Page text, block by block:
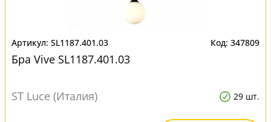
SL1187.401.03 347809
Бра Vive SL1187.401.03
ST Luce (Италия) 29 шт.